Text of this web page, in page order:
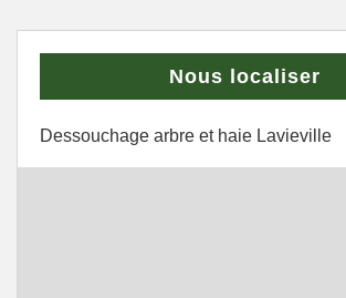
Nous localiser
Dessouchage arbre et haie Lavieville